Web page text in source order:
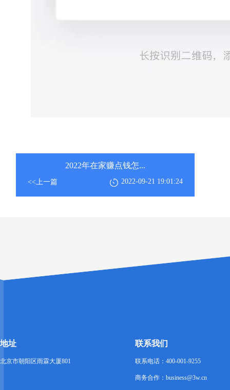
2022年在家赚点钱怎...
<<上一篇 2022-09-21 19:01:24
地址
北京市朝阳区雨霖大厦801
联系我们
联系电话：400-001-9255
商务合作：business@3w.cn